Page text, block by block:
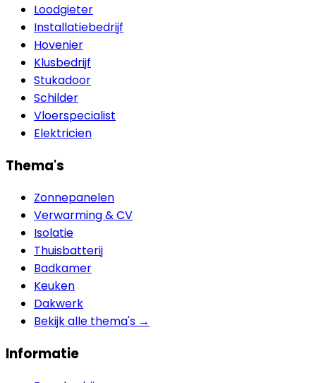
Loodgieter
Installatiebedrijf
Hovenier
Klusbedrijf
Stukadoor
Schilder
Vloerspecialist
Elektricien
Thema's
Zonnepanelen
Verwarming & CV
Isolatie
Thuisbatterij
Badkamer
Keuken
Dakwerk
Bekijk alle thema's →
Informatie